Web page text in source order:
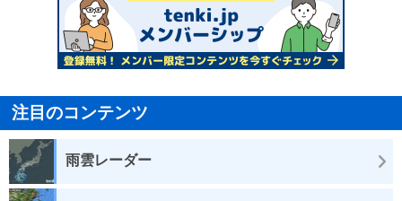
注目のコンテンツ
雨雲レーダー